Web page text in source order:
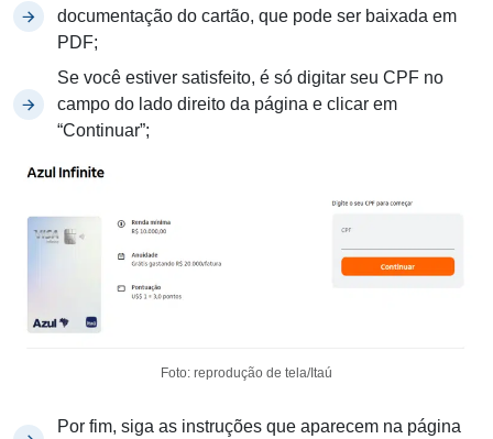
documentação do cartão, que pode ser baixada em
PDF;
Se você estiver satisfeito, é só digitar seu CPF no
campo do lado direito da página e clicar em
“Continuar”;
Foto: reprodução de tela/Itaú
Por fim, siga as instruções que aparecem na página